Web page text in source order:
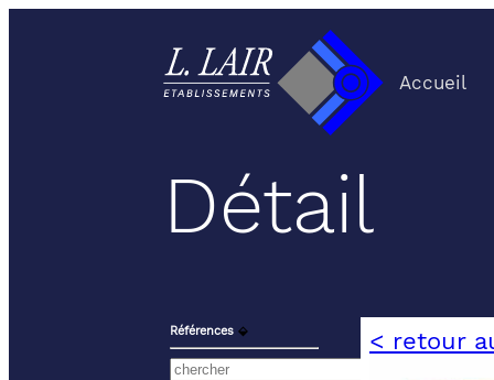
Accueil
Détail
Références ⬙ < retour